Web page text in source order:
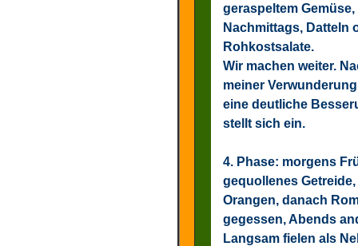
geraspeltem
Nachmittags, Datteln
Rohkostsalate.
Wir machen weiter.
meiner
eine deutliche
stellt sich ein.
4. Phase: morgens
gequollenes
Orangen, danach
gegessen, Abends
Langsam fielen als